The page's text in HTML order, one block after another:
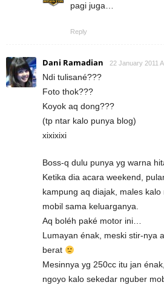
pagi juga…
Reply
Dani Ramadian 22 January 2011
Ndi tulisané???
Foto thok???
Koyok aq dong???
(tp ntar kalo punya blog)
xixixixi
Boss-q dulu punya yg warna
Ketika dia acara weekend,
kampung aq diajak, males kalo
mobil sama keluarganya.
Aq boléh paké motor ini…
Lumayan énak, meski stir-nya
berat
Mesinnya yg 250cc itu jan
ngoyo kalo sekedar nguber